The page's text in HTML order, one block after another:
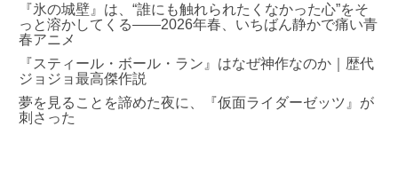
『氷の城壁』は、“誰にも触れられたくなかった心”をそ
っと溶かしてくる――2026年春、いちばん静かで痛い青
春アニメ
『スティール・ボール・ラン』はなぜ神作なのか｜歴代
ジョジョ最高傑作説
夢を見ることを諦めた夜に、『仮面ライダーゼッツ』が
刺さった